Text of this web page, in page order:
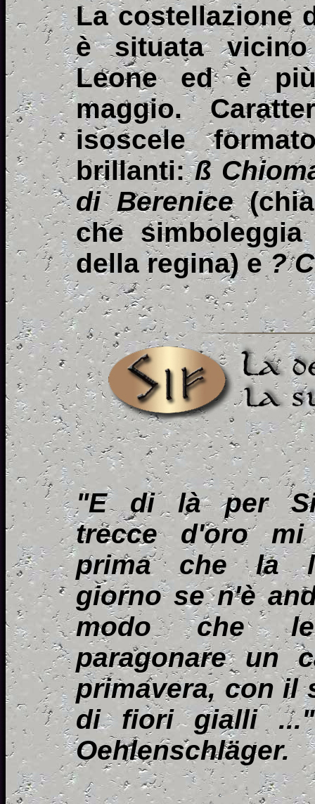
La costellazione
è situata
Leone ed è
maggio.
isoscele
brillanti:ß
di Berenice
che
della regina) e?
"E di là per
trecce d'oro mi
prima che la
giorno se n'è
modo che
paragonare un
primavera, con il
di fiori gialli
Oehlenschläger.